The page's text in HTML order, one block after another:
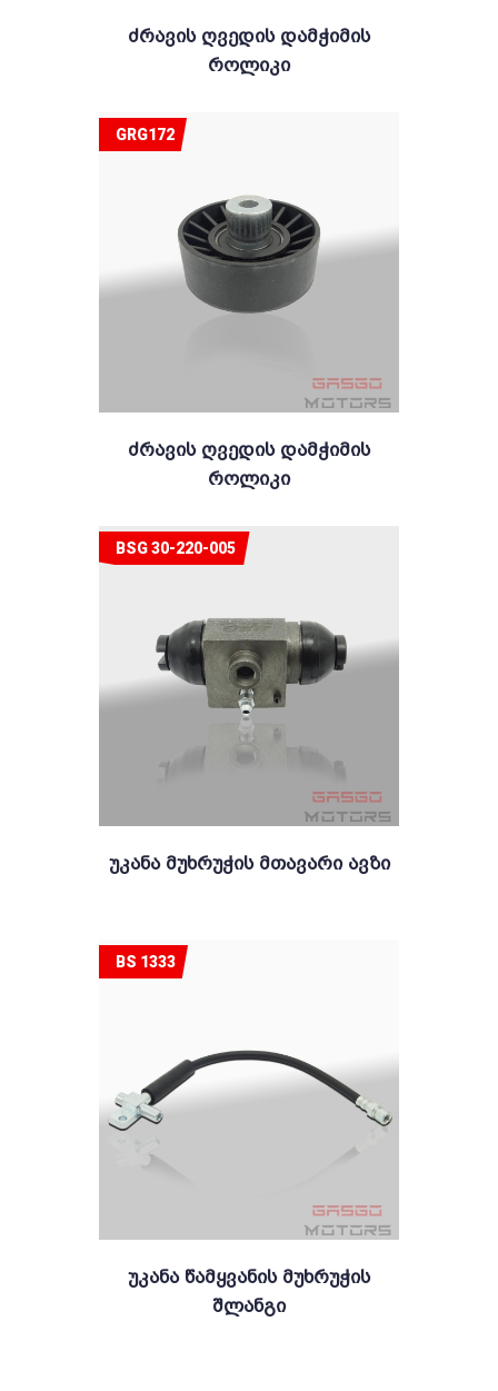
Ძრავის Ღვედის Დამჭიმის
Როლიკი
Ძრავის Ღვედის Დამჭიმის
Როლიკი
GRG172
Უკანა Მუხრუჭის Მთავარი Ავზი
BSG 30-220-005
Უკანა Წამყვანის Მუხრუჭის
Შლანგი
BS 1333